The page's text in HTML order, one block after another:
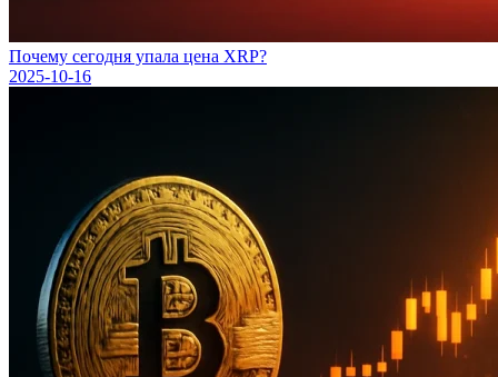
Почему сегодня упала цена XRP?
2025-10-16